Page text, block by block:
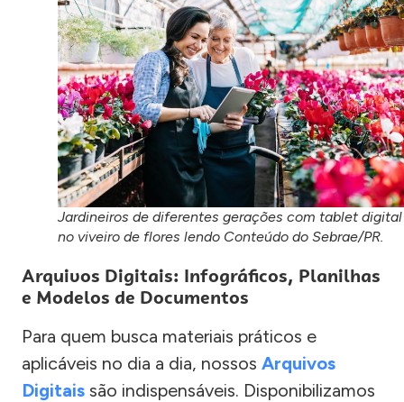
Jardineiros de diferentes gerações com tablet digital
no viveiro de flores lendo Conteúdo do Sebrae/PR.
Arquivos Digitais: Infográficos, Planilhas
e Modelos de Documentos
Para quem busca materiais práticos e
aplicáveis no dia a dia, nossos Arquivos
Digitais são indispensáveis. Disponibilizamos